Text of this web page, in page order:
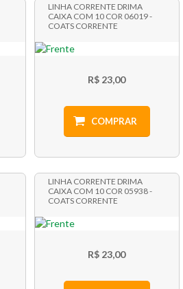
LINHA CORRENTE DRIMA
CAIXA COM 10 COR 06019 -
COATS CORRENTE
R$ 23,00
COMPRAR
LINHA CORRENTE DRIMA
CAIXA COM 10 COR 05938 -
COATS CORRENTE
R$ 23,00